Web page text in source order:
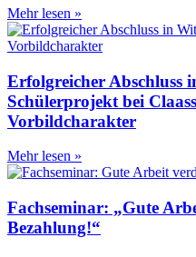
Mehr lesen »
Erfolgreicher Abschluss
Schülerprojekt bei
Vorbildcharakter
Mehr lesen »
Fachseminar: „Gute
Bezahlung!“